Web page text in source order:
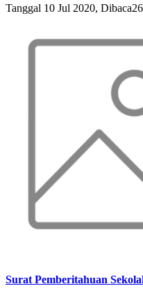
Tanggal 10 Jul 2020,
Surat Pemberitahuan